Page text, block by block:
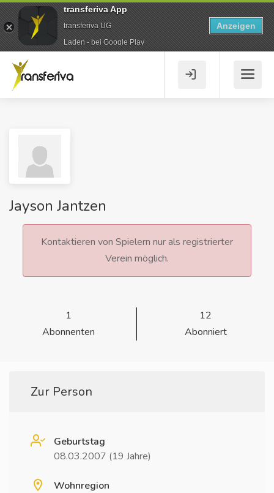
Jayson Jantzen
Kontaktieren von Spielern nur als registrierter
Verein möglich.
1
Abonnenten
12
Abonniert
Zur Person
Geburtstag
08.03.2007 (19 Jahre)
Wohnregion
transferiva App
transferiva UG
Laden - bei Google Play
Anzeigen